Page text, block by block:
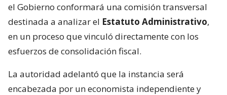
el Gobierno conformará una comisión transversal
destinada a analizar el Estatuto Administrativo,
en un proceso que vinculó directamente con los
esfuerzos de consolidación fiscal.
La autoridad adelantó que la instancia será
encabezada por un economista independiente y